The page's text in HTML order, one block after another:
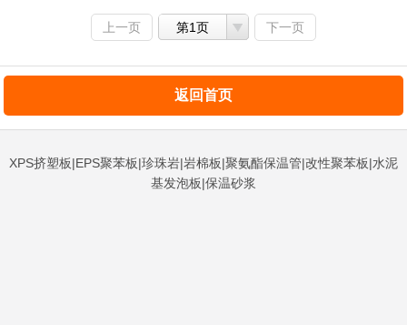
上一页 第1页 下一页
返回首页
XPS挤塑板|EPS聚苯板|珍珠岩|岩棉板|聚氨酯保温管|改性聚苯板|水泥
基发泡板|保温砂浆